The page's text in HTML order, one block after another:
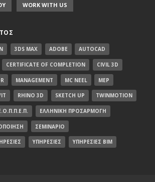
WORK WITH US
3DS MAX ADOBE AUTOCAD
CERTIFICATE OF COMPLETION CIVIL 3D
MANAGEMENT MC NEEL MEP
RHINO 3D SKETCH UP TWINMOTION
ΕΛΛΗΝΙΚΉ ΠΡΟΣΑΡΜΟΓΉ
ΣΕΜΙΝΆΡΙΟ
ΥΠΗΡΕΣΊΕΣ ΥΠΗΡΕΣΊΕΣ BIM